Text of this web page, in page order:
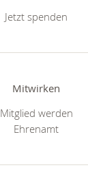
Jetzt spenden
Mitwirken
Mitglied werden
Ehrenamt